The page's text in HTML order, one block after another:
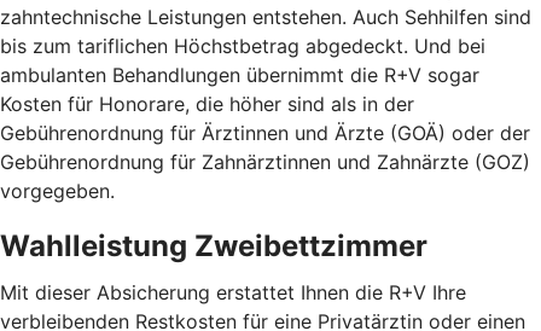
zahntechnische Leistungen entstehen. Auch Sehhilfen sind
bis zum tariflichen Höchstbetrag abgedeckt. Und bei
ambulanten Behandlungen übernimmt die R+V sogar
Kosten für Honorare, die höher sind als in der
Gebührenordnung für Ärztinnen und Ärzte (GOÄ) oder der
Gebührenordnung für Zahnärztinnen und Zahnärzte (GOZ)
vorgegeben.
Wahlleistung Zweibettzimmer
Mit dieser Absicherung erstattet Ihnen die R+V Ihre
verbleibenden Restkosten für eine Privatärztin oder einen